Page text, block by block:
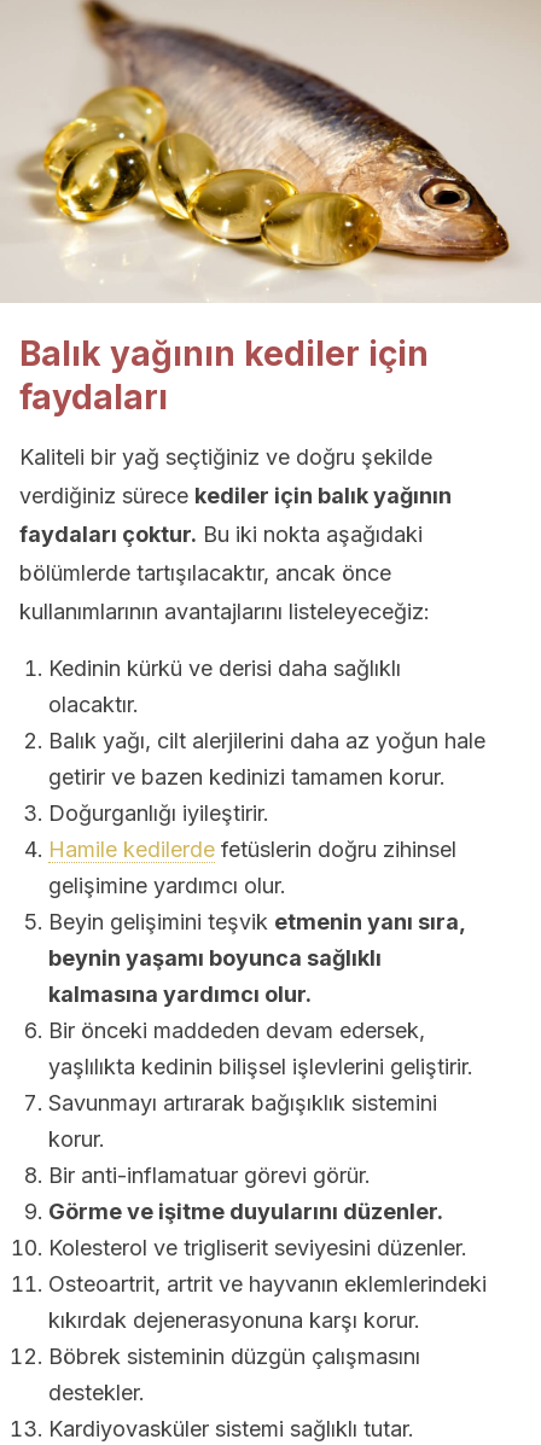
Balık yağının kediler için
faydaları
Kaliteli bir yağ seçtiğiniz ve doğru şekilde
verdiğiniz sürece kediler için balık yağının
faydaları çoktur. Bu iki nokta aşağıdaki
bölümlerde tartışılacaktır, ancak önce
kullanımlarının avantajlarını listeleyeceğiz:
Kedinin kürkü ve derisi daha sağlıklı
olacaktır.
Balık yağı, cilt alerjilerini daha az yoğun hale
getirir ve bazen kedinizi tamamen korur.
Doğurganlığı iyileştirir.
Hamile kedilerde fetüslerin doğru zihinsel
gelişimine yardımcı olur.
Beyin gelişimini teşvik etmenin yanı sıra,
beynin yaşamı boyunca sağlıklı
kalmasına yardımcı olur.
Bir önceki maddeden devam edersek,
yaşlılıkta kedinin bilişsel işlevlerini geliştirir.
Savunmayı artırarak bağışıklık sistemini
korur.
Bir anti-inflamatuar görevi görür.
Görme ve işitme duyularını düzenler.
Kolesterol ve trigliserit seviyesini düzenler.
Osteoartrit, artrit ve hayvanın eklemlerindeki
kıkırdak dejenerasyonuna karşı korur.
Böbrek sisteminin düzgün çalışmasını
destekler.
Kardiyovasküler sistemi sağlıklı tutar.